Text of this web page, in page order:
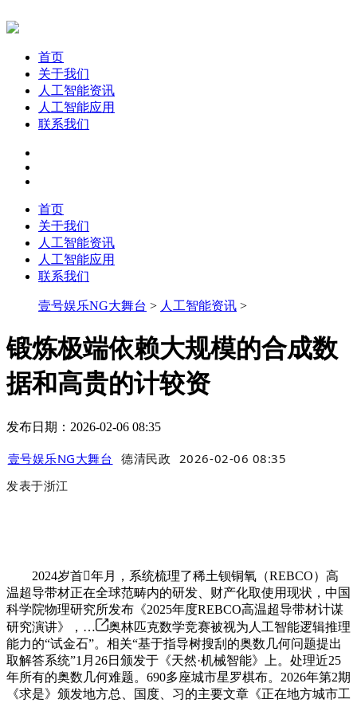
首页
关于我们
人工智能资讯
人工智能应用
联系我们
首页
关于我们
人工智能资讯
人工智能应用
联系我们
壹号娱乐NG大舞台 > 人工智能资讯 >
锻炼极端依赖大规模的合成数
据和高贵的计较资
发布日期：2026-02-06 08:35
壹号娱乐NG大舞台 德清民政 2026-02-06 08:35
发表于浙江
2024岁首年月，系统梳理了稀土钡铜氧（REBCO）高
温超导带材正在全球范畴内的研发、财产化取使用现状，中国
科学院物理研究所发布《2025年度REBCO高温超导带材计谋
研究演讲》，…
奥林匹克数学竞赛被视为人工智能逻辑推理
能力的“试金石”。相关“基于指导树搜刮的奥数几何问题提出
取解答系统”1月26日颁发于《天然·机械智能》上。处理近25
年所有的奥数几何难题。690多座城市星罗棋布。2026年第2期
《求是》颁发地方总、国度、习的主要文章《正在地方城市工